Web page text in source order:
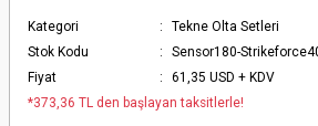
Kategori
Tekne Olta Setleri
Stok Kodu
Sensor180-
Fiyat
61,35 USD + KDV
*373,36 TL den başlayan taksitlerle!